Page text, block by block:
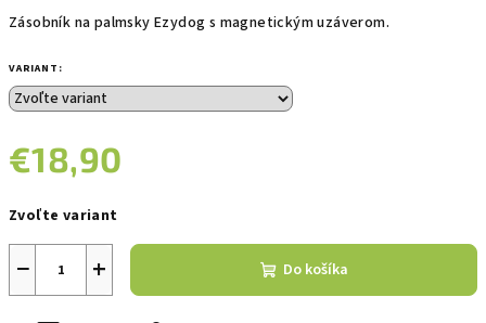
Zásobník na palmsky Ezydog s magnetickým uzáverom.
VARIANT:
€18,90
cena:
Zvoľte variant
+
− Do košíka